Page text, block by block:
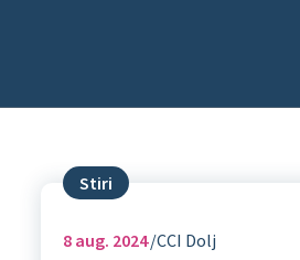
Stiri
8aug. 2024 CCI Dolj